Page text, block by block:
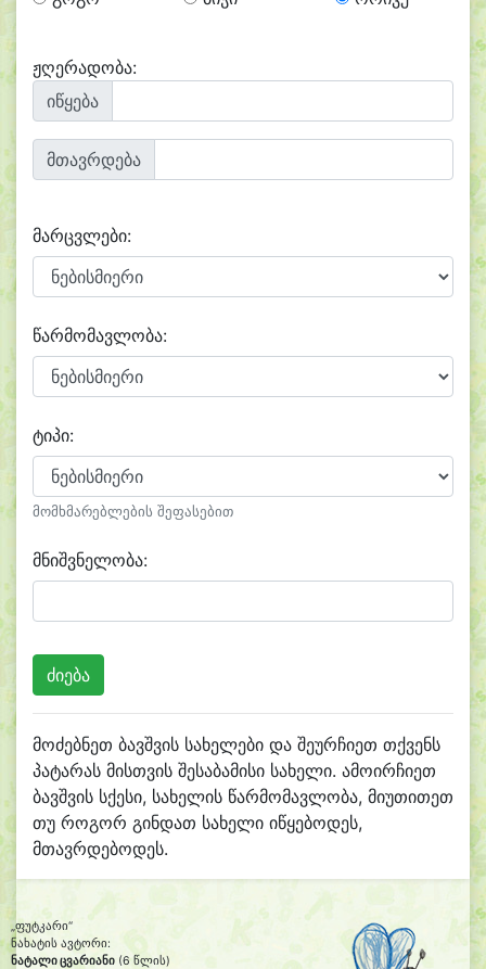
ჟღერადობა:
იწყება
მთავრდება
მარცვლები:
წარმომავლობა:
ტიპი:
მომხმარებლების შეფასებით
მნიშვნელობა:
მოძებნეთ ბავშვის სახელები და შეურჩიეთ თქვენს
პატარას მისთვის შესაბამისი სახელი. ამოირჩიეთ
ბავშვის სქესი, სახელის წარმომავლობა, მიუთითეთ
თუ როგორ გინდათ სახელი იწყებოდეს,
მთავრდებოდეს.
„ფუტკარი“
ნახატის ავტორი:
ნატალი ცვარიანი (6 წლის)